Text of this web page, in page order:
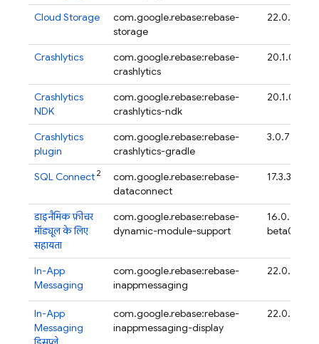
Cloud Storage
com.google.firebase:firebase-
storage
22.0.1
Crashlytics
com.google.firebase:firebase-
crashlytics
20.1.0
Crashlytics
NDK
com.google.firebase:firebase-
crashlytics-ndk
20.1.0
Crashlytics
plugin
com.google.firebase:firebase-
crashlytics-gradle
3.0.7
SQL Connect 2
com.google.firebase:firebase-
dataconnect
17.3.3
डाइनैमिक फ़ीचर
मॉड्यूल के लिए
सहायता
com.google.firebase:firebase-
dynamic-module-support
16.0.0-
beta04
In-App
Messaging
com.google.firebase:firebase-
inappmessaging
22.0.3
In-App
Messaging
com.google.firebase:firebase-
inappmessaging-display
22.0.3